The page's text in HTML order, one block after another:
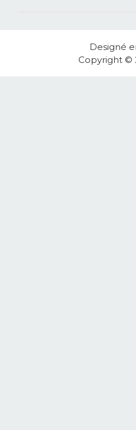
Designé
Copyright ©